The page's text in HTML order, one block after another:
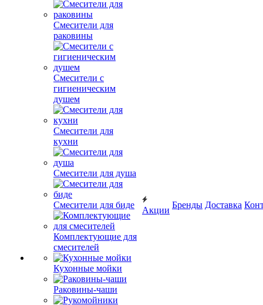
Смесители для
раковины
Смесители с
гигиеническим
душем
Смесители для
кухни
Смесители для душа
Смесители для биде
Комплектующие для
смесителей
Кухонные мойки
Раковины-чаши
Акции
Бренды Доставка